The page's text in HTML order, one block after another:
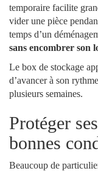
temporaire facilite
vider une pièce
temps d’un
sans encombrer son
Le box de stockage
d’avancer à son
plusieurs semaines.
Protéger
bonnes
Beaucoup de